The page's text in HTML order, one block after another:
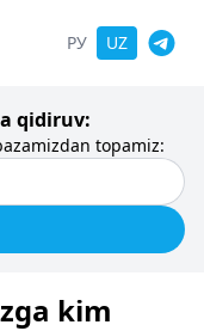
РУ UZ
qidiruv:
topamiz:
kim